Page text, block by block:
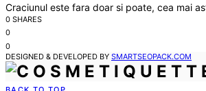
Craciunul este fara doar si poate, cea mai
0 SHARES
0
0
DESIGNED & DEVELOPED BY SMARTSEOPACK.COM